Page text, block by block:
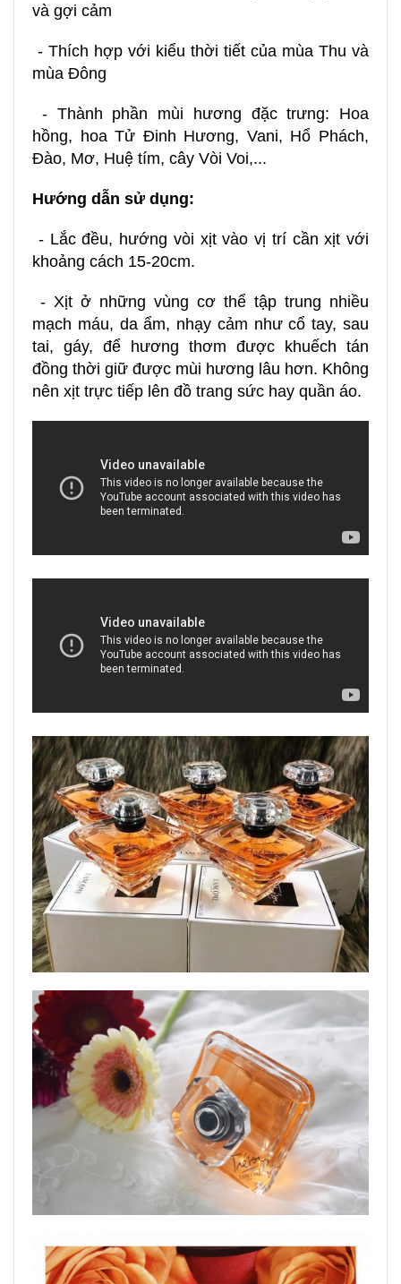
và gợi cảm
- Thích hợp với kiểu thời tiết của mùa Thu và
mùa Đông
- Thành phần mùi hương đặc trưng: Hoa
hồng, hoa Tử Đinh Hương, Vani, Hổ Phách,
Đào, Mơ, Huệ tím, cây Vòi Voi,...
Hướng dẫn sử dụng:
- Lắc đều, hướng vòi xịt vào vị trí cần xịt với
khoảng cách 15-20cm.
- Xịt ở những vùng cơ thể tập trung nhiều
mạch máu, da ẩm, nhạy cảm như cổ tay, sau
tai, gáy, để hương thơm được khuếch tán
đồng thời giữ được mùi hương lâu hơn. Không
nên xịt trực tiếp lên đồ trang sức hay quần áo.